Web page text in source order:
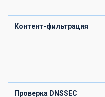
Контент-фильтрация
Проверка DNSSEC